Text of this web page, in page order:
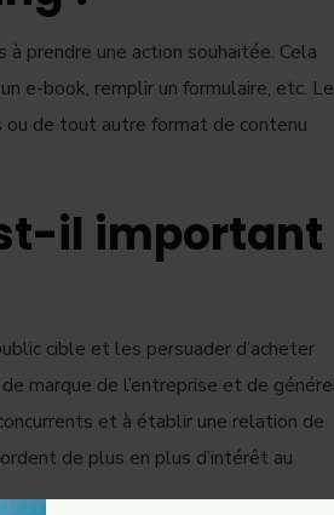
prendre une action souhaitée. Cela
e-book, remplir un formulaire, etc. Le
ou de tout autre format de contenu
il important
cible et les persuader d’acheter
marque de l’entreprise et de
et à établir une relation de
de plus en plus d’intérêt au